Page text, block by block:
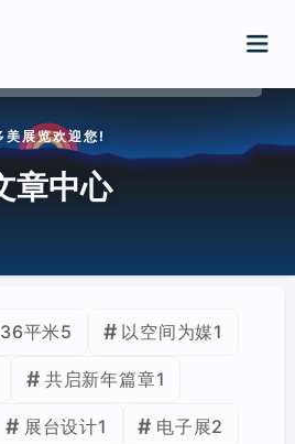
首页
展会排期
新闻
WIKI
美展览欢迎您!
章中心
36平米5 以空间为媒1
共启新年篇章1
展台设计1 电子展2